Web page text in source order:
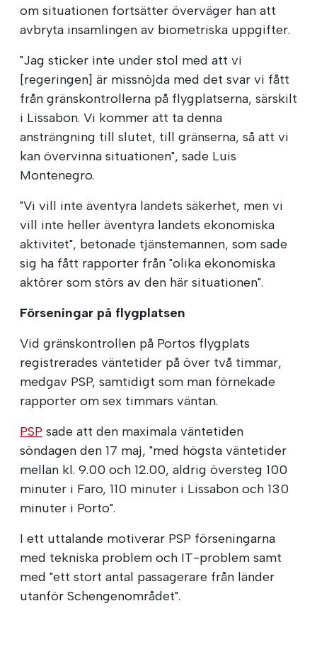
om situationen fortsätter överväger han att
avbryta insamlingen av biometriska uppgifter.
"Jag sticker inte under stol med att vi
[regeringen] är missnöjda med det svar vi fått
från gränskontrollerna på flygplatserna, särskilt
i Lissabon. Vi kommer att ta denna
ansträngning till slutet, till gränserna, så att vi
kan övervinna situationen", sade Luis
Montenegro.
"Vi vill inte äventyra landets säkerhet, men vi
vill inte heller äventyra landets ekonomiska
aktivitet", betonade tjänstemannen, som sade
sig ha fått rapporter från "olika ekonomiska
aktörer som störs av den här situationen".
Förseningar på flygplatsen
Vid gränskontrollen på Portos flygplats
registrerades väntetider på över två timmar,
medgav PSP, samtidigt som man förnekade
rapporter om sex timmars väntan.
PSP sade att den maximala väntetiden
söndagen den 17 maj, "med högsta väntetider
mellan kl. 9.00 och 12.00, aldrig översteg 100
minuter i Faro, 110 minuter i Lissabon och 130
minuter i Porto".
I ett uttalande motiverar PSP förseningarna
med tekniska problem och IT-problem samt
med "ett stort antal passagerare från länder
utanför Schengenområdet".